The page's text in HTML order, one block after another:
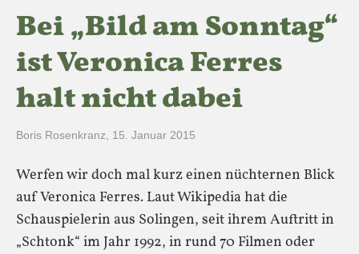
Bei „Bild am Sonntag“
ist Veronica Ferres
halt nicht dabei
Boris Rosenkranz 15. Januar 2015
Werfen wir doch mal kurz einen nüchternen Blick
auf Veronica Ferres. Laut Wikipedia hat die
Schauspielerin aus Solingen, seit ihrem Auftritt in
„Schtonk“ im Jahr 1992, in rund 70 Filmen oder